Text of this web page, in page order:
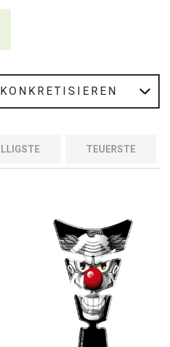
aus hochwertigen Materialien
und eine einfache Montage zu
TEUERSTE